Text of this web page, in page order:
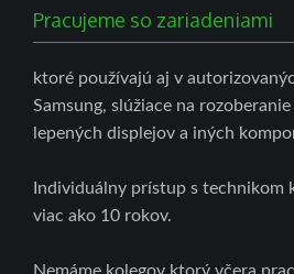
2020https://t.co/
Telefon nemá rád vodu
minútu?https://t.co/
Pracujeme so zariadeniami
ktoré používajú aj v
Samsung, slúžiace na
lepených displejov a iných
Individuálny prístup s technikom
viac ako 10 rokov.
Nemáme kolegov ktorý včera